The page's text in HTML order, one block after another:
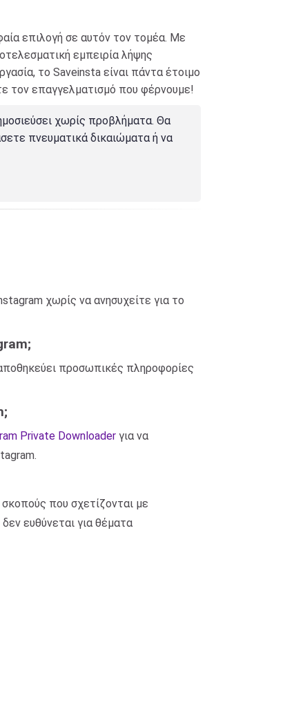
επιλογή σε αυτόν τον τομέα. Με
εμπειρία λήψης
το Saveinsta είναι πάντα έτοιμο
τον επαγγελματισμό που φέρνουμε!
χωρίς προβλήματα. Θα
πνευματικά δικαιώματα ή να
χωρίς να ανησυχείτε για το
προσωπικές πληροφορίες
Private Downloader για να
που σχετίζονται με
ευθύνεται για θέματα